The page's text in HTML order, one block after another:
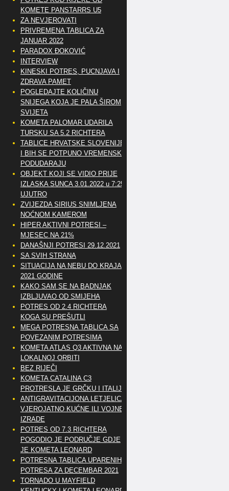
KOMETE PANSTARRS U5
ZA NEVJEROVATI
PRIVREMENA TABLICA ZA
JANUAR 2022
PARADOX ĐOKOVIĆ
INTERVIEW
KINESKI POTRES, PUCNJAVA I
ZDRAVA PAMET
POGLEDAJTE KOLIČINU
SNIJEGA KOJA JE PALA ŠIROM
SVIJETA
KOMETA PALOMAR UDARILA
TURSKU SA 5.2 RICHTERA
TABLICE HRVATSKE SLOVENIJE
I BIH SE POTPUNO VREMENSKI
PODUDARAJU
OBJEKT KOJI SE VIDIO PRIJE
IZLASKA SUNCA 3.01.2022 u 7:25
UJUTRO
ZVIJEZDA SIRIUS SNIMLJENA
NOĆNOM KAMEROM
HIPER AKTIVNI POTRESI –
MJESEC NA 21%
DANAŠNJI POTRESI 29.12.2021
SA SVIH STRANA
SITUACIJA NA NEBU DO KRAJA
2021 GODINE
KAKO SAM SE NA BADNJAK
IZBLJUVAO OD SMIJEHA
POTRES OD 2.4 RICHTERA
KOGA SU PREŠUTLI
MEGA POTRESNA TABLICA SA
POVEZANIM POTRESIMA
KOMETA ATLAS Q3 AKTIVNA NA
LOKALNOJ ORBITI
BEZ RIJEČI
KOMETA CATALINA C3
PROTRESLA JE GRČKU I ITALIJU
ANTIGRAVITACIJONA LETJELICA
VJEROJATNO KUĆNE ILI VOJNE
IZRADE
POTRES OD 7.3 RICHTERA
POGODIO JE PODRUČJE GDJE
JE KOMETA LEONARD
POTRESNA TABLICA UPARENIH
POTRESA ZA DECEMBAR 2021
TORNADO U MAYFIELD